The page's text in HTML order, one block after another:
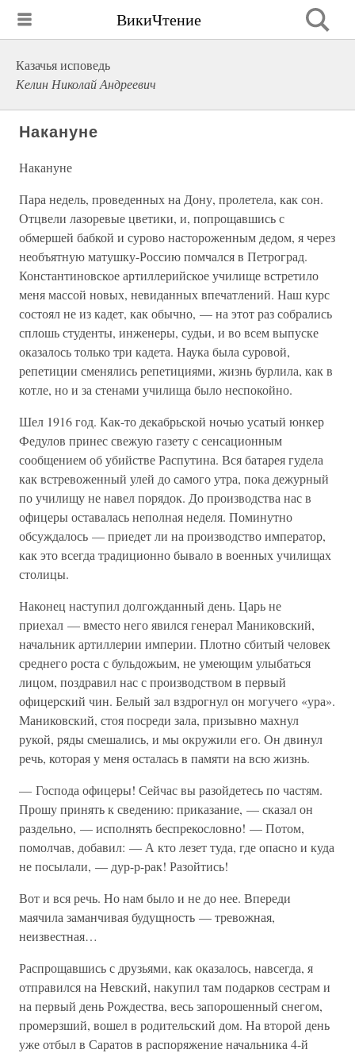
ВикиЧтение
Казачья исповедь
Келин Николай Андреевич
Накануне
Накануне
Пара недель, проведенных на Дону, пролетела, как сон.
Отцвели лазоревые цветики, и, попрощавшись с
обмершей бабкой и сурово настороженным дедом, я через
необъятную матушку-Россию помчался в Петроград.
Константиновское артиллерийское училище встретило
меня массой новых, невиданных впечатлений. Наш курс
состоял не из кадет, как обычно, — на этот раз собрались
сплошь студенты, инженеры, судьи, и во всем выпуске
оказалось только три кадета. Наука была суровой,
репетиции сменялись репетициями, жизнь бурлила, как в
котле, но и за стенами училища было неспокойно.
Шел 1916 год. Как-то декабрьской ночью усатый юнкер
Федулов принес свежую газету с сенсационным
сообщением об убийстве Распутина. Вся батарея гудела
как встревоженный улей до самого утра, пока дежурный
по училищу не навел порядок. До производства нас в
офицеры оставалась неполная неделя. Поминутно
обсуждалось — приедет ли на производство император,
как это всегда традиционно бывало в военных училищах
столицы.
Наконец наступил долгожданный день. Царь не
приехал — вместо него явился генерал Маниковский,
начальник артиллерии империи. Плотно сбитый человек
среднего роста с бульдожьим, не умеющим улыбаться
лицом, поздравил нас с производством в первый
офицерский чин. Белый зал вздрогнул он могучего «ура».
Маниковский, стоя посреди зала, призывно махнул
рукой, ряды смешались, и мы окружили его. Он двинул
речь, которая у меня осталась в памяти на всю жизнь.
— Господа офицеры! Сейчас вы разойдетесь по частям.
Прошу принять к сведению: приказание, — сказал он
раздельно, — исполнять беспрекословно! — Потом,
помолчав, добавил: — А кто лезет туда, где опасно и куда
не посылали, — дур-р-рак! Разойтись!
Вот и вся речь. Но нам было и не до нее. Впереди
маячила заманчивая будущность — тревожная,
неизвестная…
Распрощавшись с друзьями, как оказалось, навсегда, я
отправился на Невский, накупил там подарков сестрам и
на первый день Рождества, весь запорошенный снегом,
промерзший, вошел в родительский дом. На второй день
уже отбыл в Саратов в распоряжение начальника 4-й